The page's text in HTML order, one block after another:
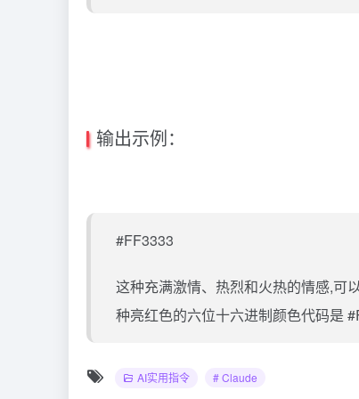
输出示例：
#FF3333
这种充满激情、热烈和火热的情感,可
种亮红色的六位十六进制颜色代码是
AI实用指令 # Claude